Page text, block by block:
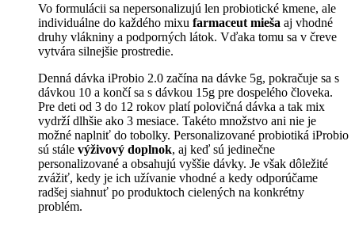
Vo formulácii sa nepersonalizujú len probiotické kmene, ale
individuálne do každého mixu farmaceut mieša aj vhodné
druhy vlákniny a podporných látok. Vďaka tomu sa v čreve
vytvára silnejšie prostredie.
Denná dávka iProbio 2.0 začína na dávke 5g, pokračuje sa s
dávkou 10 a končí sa s dávkou 15g pre dospelého človeka.
Pre deti od 3 do 12 rokov platí polovičná dávka a tak mix
vydrží dlhšie ako 3 mesiace. Takéto množstvo ani nie je
možné naplniť do tobolky. Personalizované probiotiká iProbio
sú stále výživový doplnok, aj keď sú jedinečne
personalizované a obsahujú vyššie dávky. Je však dôležité
zvážiť, kedy je ich užívanie vhodné a kedy odporúčame
radšej siahnuť po produktoch cielených na konkrétny
problém.